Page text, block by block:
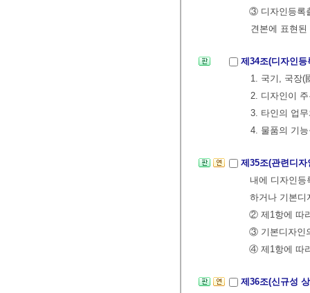
③ 디자인등록
견본에 표현
제34조(디자인
1. 국기, 국장(
2. 디자인이
3. 타인의 업
4. 물품의 기
제35조(관련디
내에 디자인
하거나 기본디
② 제1항에 따
③ 기본디자인
④ 제1항에 따
제36조(신규성